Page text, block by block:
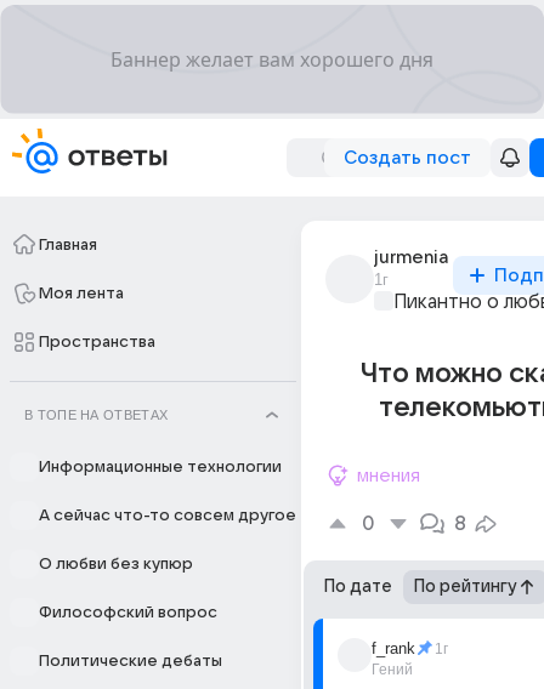
Создать пост
Главная
Моя лента
Пространства
В ТОПЕ НА ОТВЕТАХ
Информационные технологии
А сейчас что-то совсем другое
О любви без купюр
Философский вопрос
Политические дебаты
jurmenia
1г
Пикантно о
Что можно
мнения
0 8
По дате По рейтингу
f_rank
Гений
1г